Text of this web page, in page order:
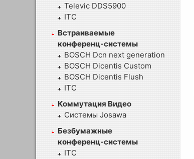
Televic DDS5900
ITC
Встраиваемые
конференц-системы
BOSCH Dcn next generation
BOSCH Dicentis Custom
BOSCH Dicentis Flush
ITC
Коммутация Видео
Системы Josawa
Безбумажные
конференц-системы
ITC